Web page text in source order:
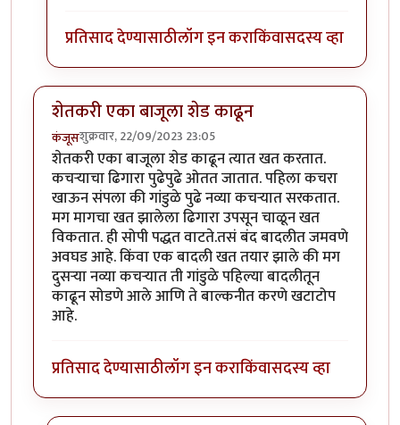
प्रतिसाद देण्यासाठीलॉग इन कराकिंवासदस्य व्हा
शेतकरी एका बाजूला शेड काढून
कंजूसशुक्रवार, 22/09/2023 23:05
शेतकरी एका बाजूला शेड काढून त्यात खत करतात.
कचऱ्याचा ढिगारा पुढेपुढे ओतत जातात. पहिला कचरा
खाऊन संपला की गांडुळे पुढे नव्या कचऱ्यात सरकतात.
मग मागचा खत झालेला ढिगारा उपसून चाळून खत
विकतात. ही सोपी पद्धत वाटते.तसं बंद बादलीत जमवणे
अवघड आहे. किंवा एक बादली खत तयार झाले की मग
दुसऱ्या नव्या कचऱ्यात ती गांडुळे पहिल्या बादलीतून
काढून सोडणे आले आणि ते बाल्कनीत करणे खटाटोप
आहे.
प्रतिसाद देण्यासाठीलॉग इन कराकिंवासदस्य व्हा